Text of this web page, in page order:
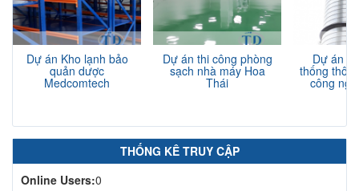
Dự án Kho lạnh bảo
quản dược
Medcomtech
Dự án thi công phòng
sạch nhà máy Hoa
Thái
Dự án
thống
công
THỐNG KÊ TRUY CẬP
Online Users:0